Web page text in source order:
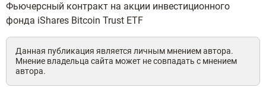
Фьючерсный контракт на акции инвестиционного
фонда iShares Bitcoin Trust ETF
Данная публикация является личным мнением автора.
Мнение владельца сайта может не совпадать с мнением
автора.